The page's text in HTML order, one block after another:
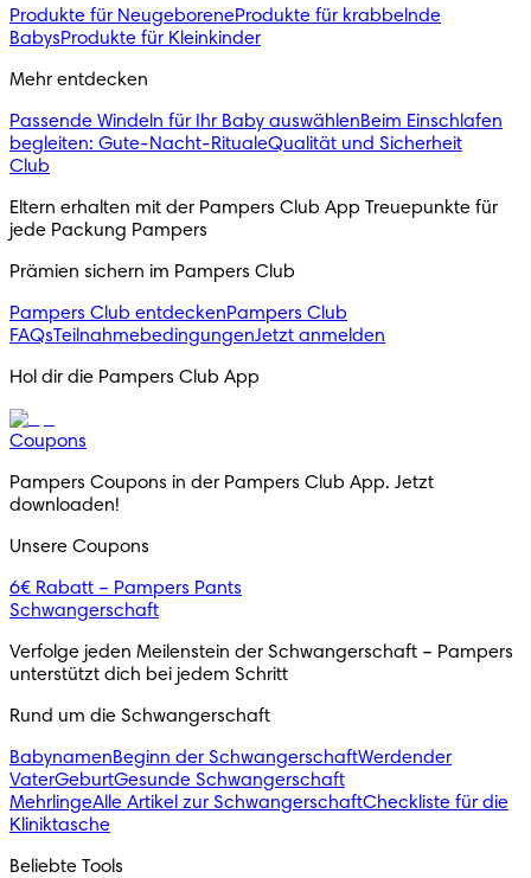
Produkte für NeugeboreneProdukte für krabbelnde
BabysProdukte für Kleinkinder
Mehr entdecken
Passende Windeln für Ihr Baby auswählenBeim Einschlafen
begleiten: Gute-Nacht-RitualeQualität und Sicherheit
Club
Eltern erhalten mit der Pampers Club App Treuepunkte für
jede Packung Pampers
Prämien sichern im Pampers Club
Pampers Club entdeckenPampers Club
FAQsTeilnahmebedingungenJetzt anmelden
Hol dir die Pampers Club App
Coupons
Pampers Coupons in der Pampers Club App. Jetzt
downloaden!
Unsere Coupons
6€ Rabatt – Pampers Pants
Schwangerschaft
Verfolge jeden Meilenstein der Schwangerschaft – Pampers
unterstützt dich bei jedem Schritt
Rund um die Schwangerschaft
BabynamenBeginn der SchwangerschaftWerdender
VaterGeburtGesunde Schwangerschaft
MehrlingeAlle Artikel zur SchwangerschaftCheckliste für die
Kliniktasche
Beliebte Tools